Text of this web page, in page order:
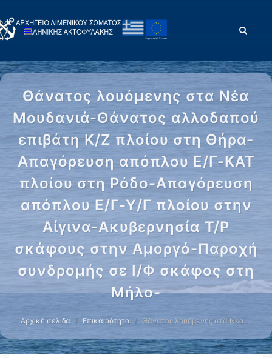
Θάνατος λουόμενης στα Νέα
Μουδανιά-Θάνατος αλλοδαπού
επιβάτη Κ/Ζ πλοίου στη Θήρα-
Απαγόρευση απόπλου Ε/Γ-ΚΑΤ
πλοίου στη Ρόδο-Απαγόρευση
απόπλου Ε/Γ-Υ/Γ πλοίου στην
Αίγινα-Ακυβερνησία Τ/Ρ
σκάφους στην Αμοργό-Παροχή
συνδρομής σε Ι/Φ σκάφος στη
Μήλο-
Αρχική σελίδα Επικαιρότητα Θάνατος λουόμενης στα Νέα …